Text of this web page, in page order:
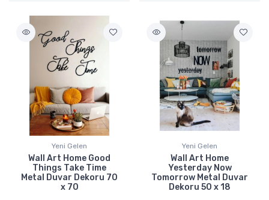
Yeni Gelen
Wall Art Home Good
Things Take Time
Metal Duvar Dekoru 70
x 70
Yeni Gelen
Wall Art Home
Yesterday Now
Tomorrow Metal Duvar
Dekoru 50 x 18